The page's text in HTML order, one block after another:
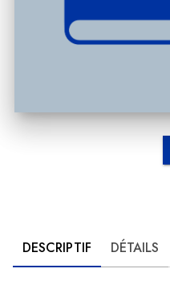
DESCRIPTIF DÉTAILS